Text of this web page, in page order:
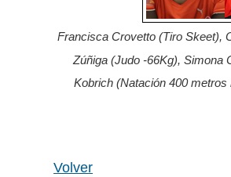
Francisca Crovetto (Tiro Skeet),
Zúñiga (Judo -66Kg), Simona
Kobrich (Natación 400
Volver